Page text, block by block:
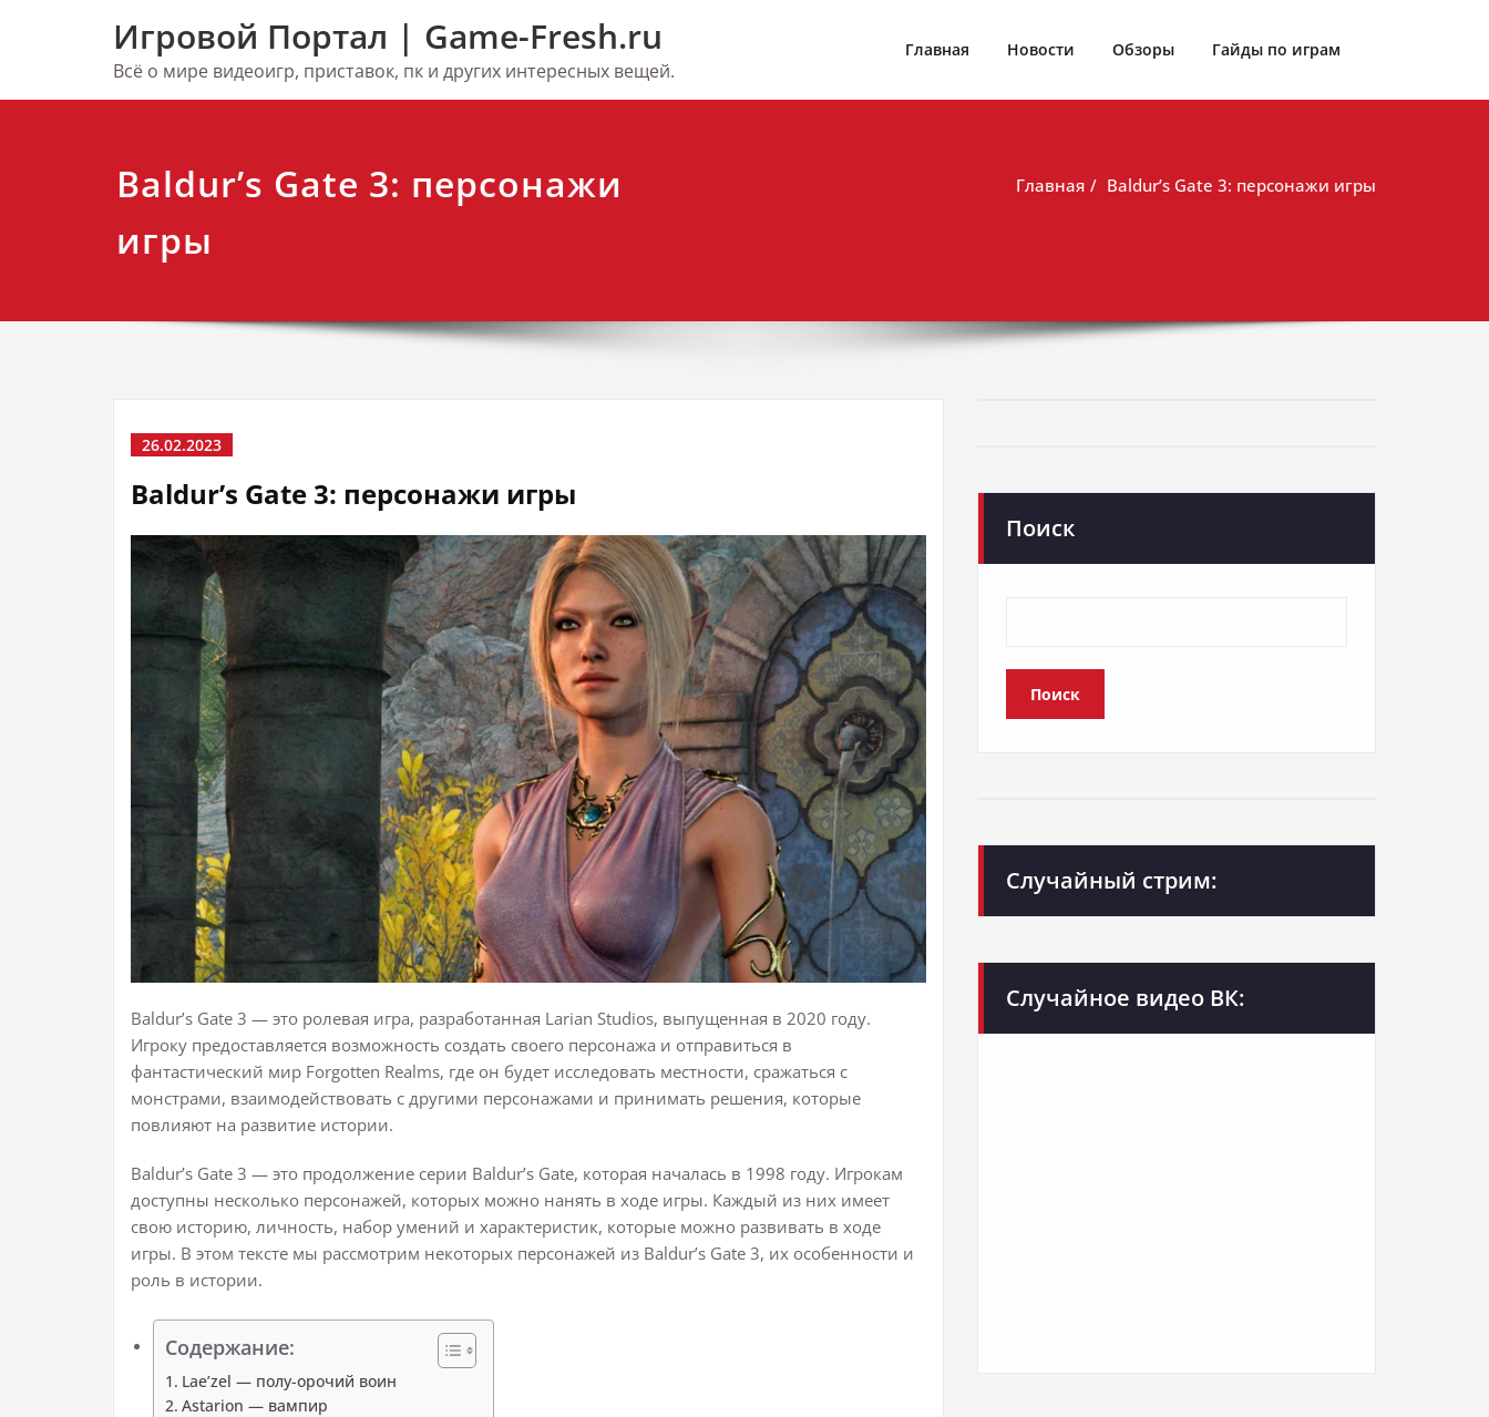
Игровой Портал | Game-Fresh.ru
Всё о мире видеоигр, приставок, пк и других интересных вещей.
Главная Новости Обзоры Гайды по играм
Baldur’s Gate 3: персонажи
игры
Главная Baldur’s Gate 3: персонажи игры
26.02.2023
Baldur’s Gate 3: персонажи игры
Baldur’s Gate 3 — это ролевая игра, разработанная Larian Studios, выпущенная в 2020 году.
Игроку предоставляется возможность создать своего персонажа и отправиться в
фантастический мир Forgotten Realms, где он будет исследовать местности, сражаться с
монстрами, взаимодействовать с другими персонажами и принимать решения, которые
повлияют на развитие истории.
Baldur’s Gate 3 — это продолжение серии Baldur’s Gate, которая началась в 1998 году. Игрокам
доступны несколько персонажей, которых можно нанять в ходе игры. Каждый из них имеет
свою историю, личность, набор умений и характеристик, которые можно развивать в ходе
игры. В этом тексте мы рассмотрим некоторых персонажей из Baldur’s Gate 3, их особенности и
роль в истории.
Содержание:
Lae’zel — полу-орочий воин
Astarion — вампир
Поиск
Поиск
Случайный стрим:
Случайное видео ВК: